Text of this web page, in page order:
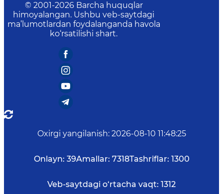
© 2001-2026 Barcha huquqlar
himoyalangan. Ushbu veb-saytdagi
ma’lumotlardan foydalanganda havola
ko‘rsatilishi shart.
Oxirgi yangilanish: 2026-08-10 11:48:25
Onlayn: 39Amallar: 7318Tashriflar: 1300
Veb-saytdagi o‘rtacha vaqt: 1312